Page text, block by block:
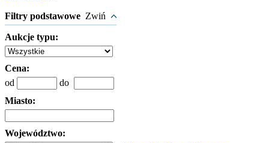
Filtry podstawowe Zwiń
Aukcje typu:
Cena:
od
do
Miasto:
Województwo: